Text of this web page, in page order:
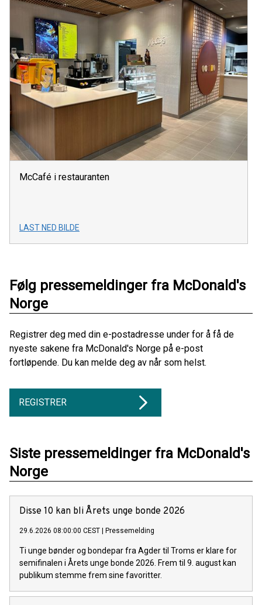
McCafé i restauranten
LAST NED BILDE
Følg pressemeldinger fra McDonald's
Norge
Registrer deg med din e-postadresse under for å få de
nyeste sakene fra McDonald's Norge på e-post
fortløpende. Du kan melde deg av når som helst.
REGISTRER
Siste pressemeldinger fra McDonald's
Norge
Disse 10 kan bli Årets unge bonde 2026
29.6.2026 08:00:00 CEST Pressemelding
Ti unge bønder og bondepar fra Agder til Troms er klare for
semifinalen i Årets unge bonde 2026. Frem til 9. august kan
publikum stemme frem sine favoritter.